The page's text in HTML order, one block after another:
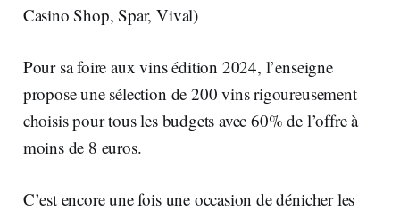
Casino Shop, Spar, Vival)
Pour sa foire aux vins édition 2024, l’enseigne
propose une sélection de 200 vins rigoureusement
choisis pour tous les budgets avec 60% de l’offre à
moins de 8 euros.
C’est encore une fois une occasion de dénicher les